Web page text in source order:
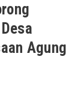
Agung